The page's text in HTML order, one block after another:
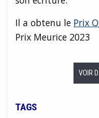
Il a obtenu le Prix
Prix Meurice 2023
VOIR
TAGS